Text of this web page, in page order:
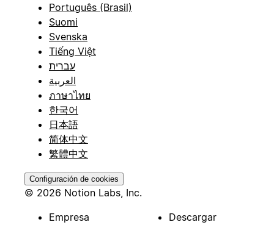
Português (Brasil)
Suomi
Svenska
Tiếng Việt
עברית
العربية
ภาษาไทย
한국어
日本語
简体中文
繁體中文
Configuración de cookies
© 2026 Notion Labs, Inc.
Empresa
Descargar